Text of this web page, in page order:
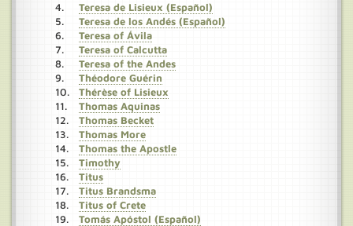
Teresa de Lisieux (Español)
Teresa de los Andés (Español)
Teresa of Ávila
Teresa of Calcutta
Teresa of the Andes
Théodore Guérin
Thérèse of Lisieux
Thomas Aquinas
Thomas Becket
Thomas More
Thomas the Apostle
Timothy
Titus
Titus Brandsma
Titus of Crete
Tomás Apóstol (Español)